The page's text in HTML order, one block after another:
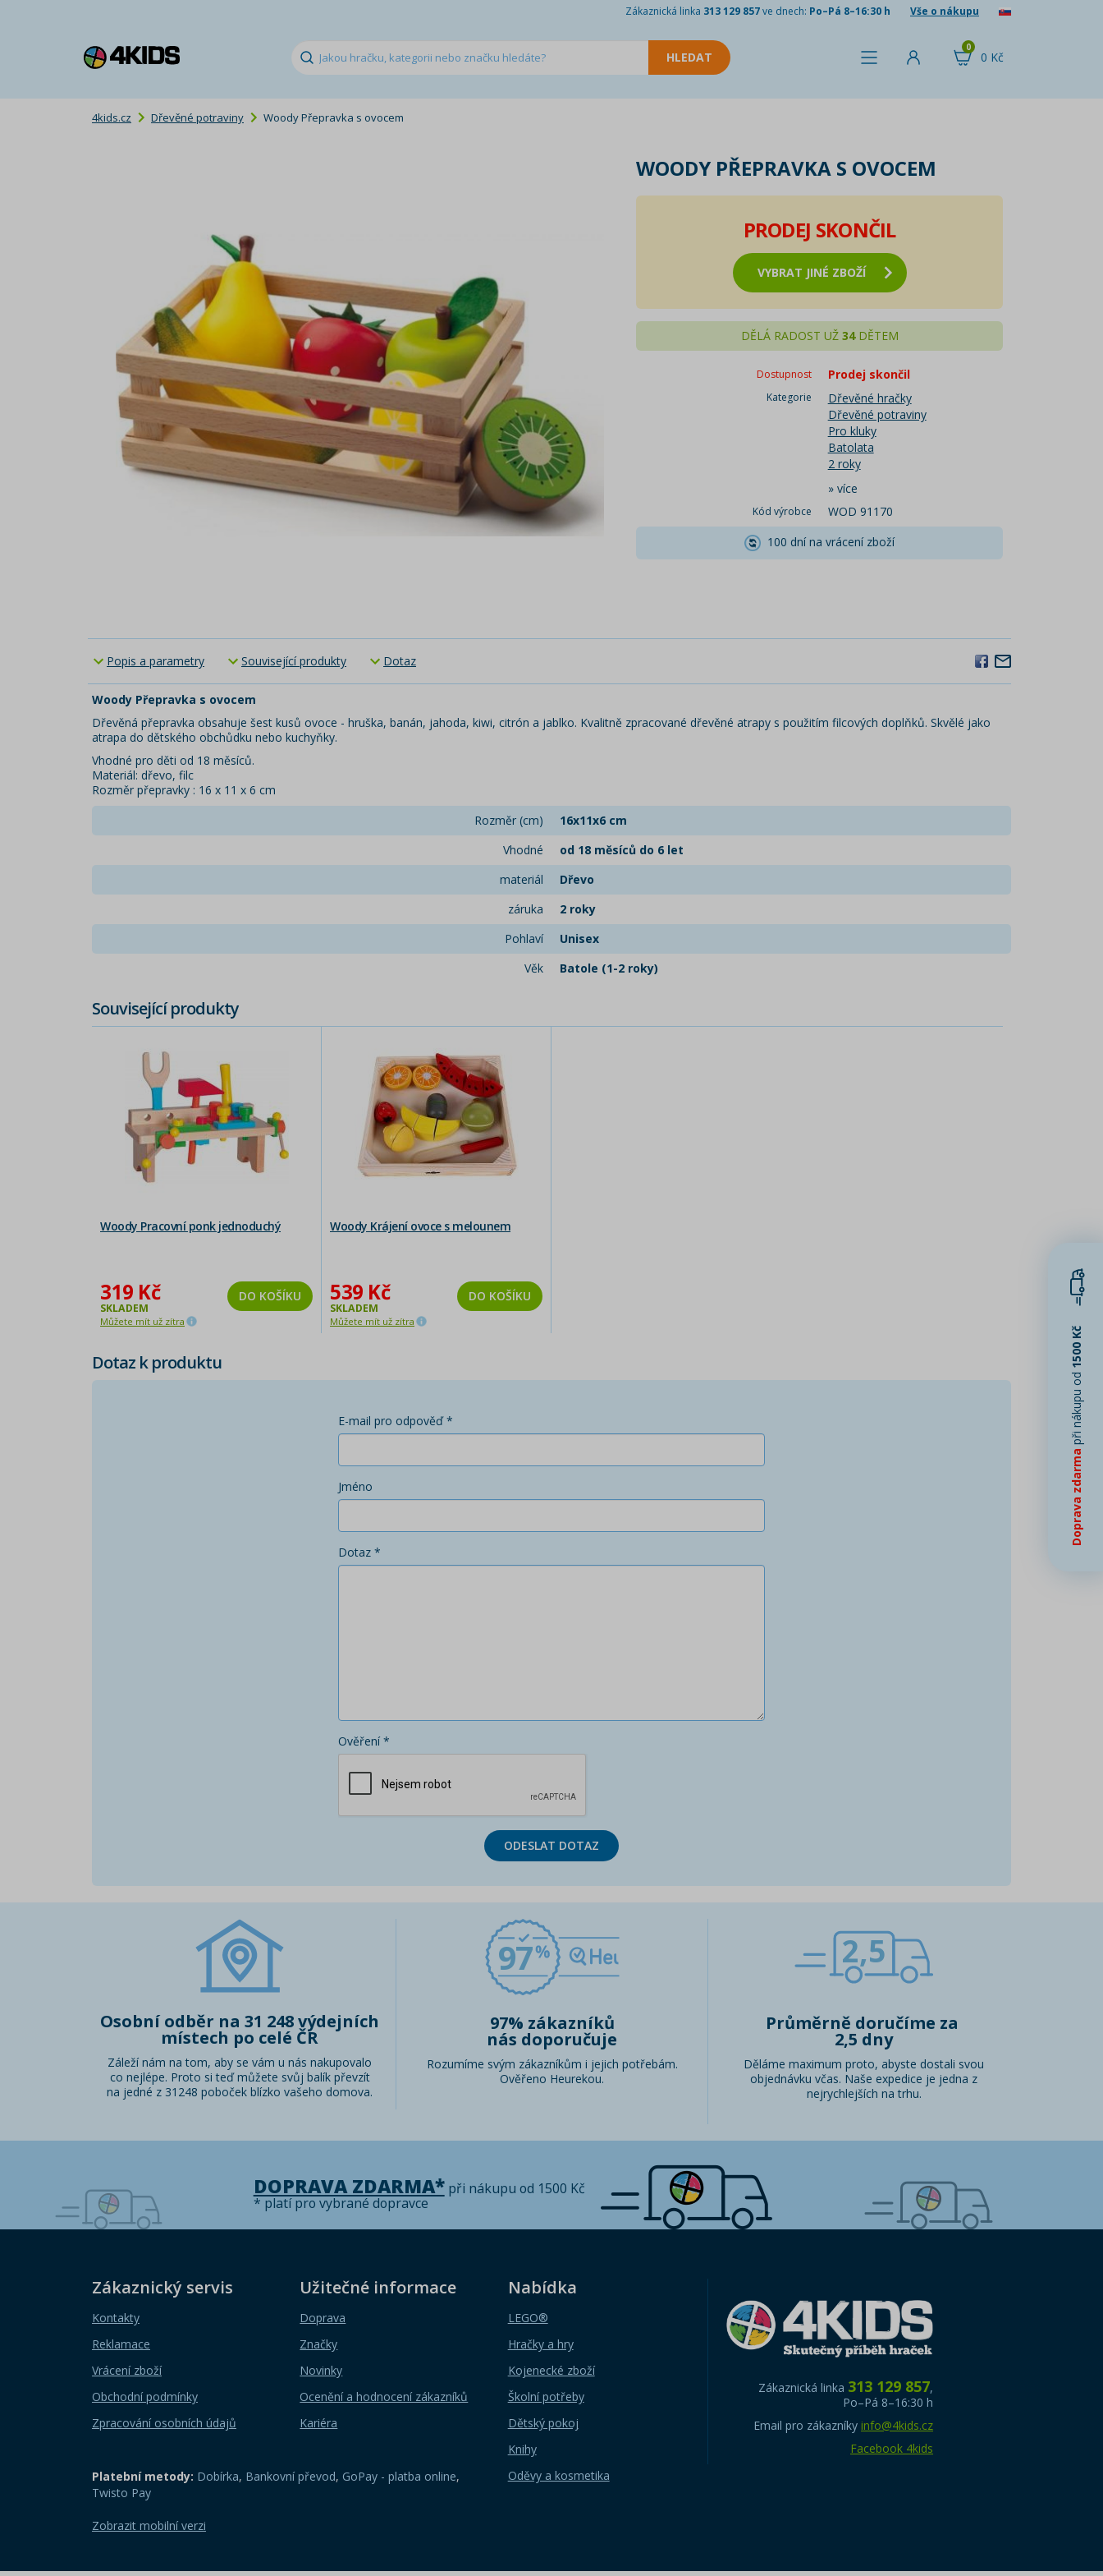
Zákaznická linka 313 129 857ve dnech: Po–Pá 8–16:30 h Vše o nákupu
0 Kč
0
4kids.cz Dřevěné potraviny Woody Přepravka s ovocem
WOODY PŘEPRAVKA S OVOCEM
PRODEJ SKONČIL
VYBRAT JINÉ ZBOŽÍ
DĚLÁ RADOST UŽ 34DĚTEM
Dostupnost Prodej skončil
Kategorie
Dřevěné hračky
Dřevěné potraviny
Pro kluky
Batolata
2 roky
» více
Kód výrobce
WOD 91170
100 dní na vrácení zboží
Popis a parametry Související produkty Dotaz
Woody Přepravka s ovocem
Dřevěná přepravka obsahuje šest kusů ovoce - hruška, banán, jahoda, kiwi, citrón a jablko. Kvalitně zpracované dřevěné atrapy s použitím filcových doplňků. Skvělé jako
atrapa do dětského obchůdku nebo kuchyňky.
Vhodné pro děti od 18 měsíců.
Materiál: dřevo, filc
Rozměr přepravky : 16 x 11 x 6 cm
Rozměr (cm)
16x11x6 cm
Vhodné
od 18 měsíců do 6 let
materiál
Dřevo
záruka
2 roky
Pohlaví
Unisex
Věk
Batole (1-2 roky)
Související produkty
Woody Pracovní ponk jednoduchý
319 Kč
SKLADEM
Můžete mít už zítra
DO KOŠÍKU
Woody Krájení ovoce s melounem
539 Kč
SKLADEM
Můžete mít už zítra
DO KOŠÍKU
Dotaz k produktu
E-mail pro odpověď *
Jméno
Dotaz *
Ověření *
ODESLAT DOTAZ
Osobní odběr na 31 248 výdejních
místech po celé ČR
Záleží nám na tom, aby se vám u nás nakupovalo
co nejlépe. Proto si teď můžete svůj balík převzít
na jedné z 31248 poboček blízko vašeho domova.
97
97% zákazníků
nás doporučuje
Rozumíme svým zákazníkům i jejich potřebám.
Ověřeno Heurekou.
2,5
Průměrně doručíme za
2,5 dny
Děláme maximum proto, abyste dostali svou
objednávku včas. Naše expedice je jedna z
nejrychlejších na trhu.
DOPRAVA ZDARMA*při nákupu od 1500 Kč
* platí pro vybrané dopravce
Zákaznický servis
Kontakty
Reklamace
Vrácení zboží
Obchodní podmínky
Zpracování osobních údajů
Užitečné informace
Doprava
Značky
Novinky
Ocenění a hodnocení zákazníků
Kariéra
Nabídka
LEGO®
Hračky a hry
Kojenecké zboží
Školní potřeby
Dětský pokoj
Knihy
Oděvy a kosmetika
Platební metody: Dobírka, Bankovní převod, GoPay - platba online,
Twisto Pay
Zobrazit mobilní verzi
Zákaznická linka 313 129 857,
Po–Pá 8–16:30 h
Email pro zákazníky info@4kids.cz
Facebook 4kids
Doprava zdarma
při nákupu od
1500 Kč